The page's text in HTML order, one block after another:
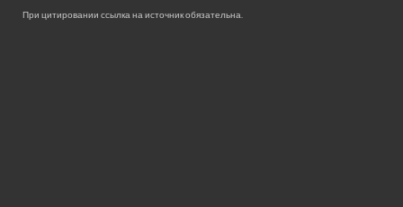
При цитировании ссылка на источник обязательна.